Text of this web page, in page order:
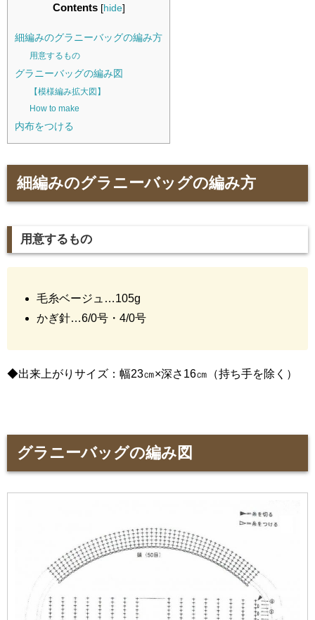
Contents [hide]
細編みのグラニーバッグの編み方
用意するもの
グラニーバッグの編み図
【模様編み拡大図】
How to make
内布をつける
細編みのグラニーバッグの編み方
用意するもの
毛糸ベージュ…105g
かぎ針…6/0号・4/0号
◆出来上がりサイズ：幅23㎝×深さ16㎝（持ち手を除く）
グラニーバッグの編み図